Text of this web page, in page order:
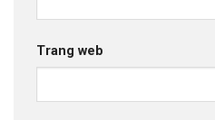
Trang web